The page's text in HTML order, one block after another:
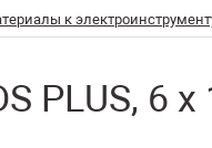
к
PLUS, 6